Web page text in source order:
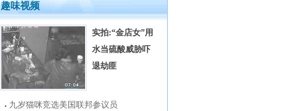
趣味视频
实拍:“金店女”用
水当硫酸威胁吓
退劫匪
九岁猫咪竞选美国联邦参议员